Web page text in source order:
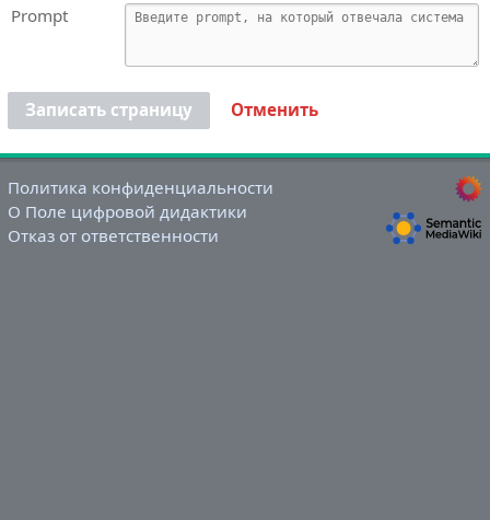
Prompt
Записать страницу Отменить
Политика конфиденциальности
О Поле цифровой дидактики
Отказ от ответственности